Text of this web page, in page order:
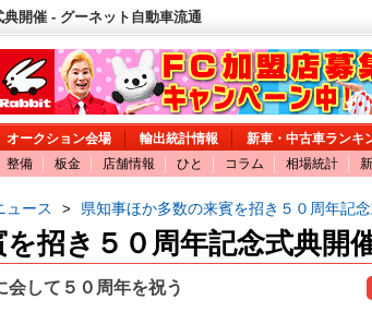
開催 - グーネット自動車流通
オークション会場 輸出統計情報 新車・中古車ランキ
整備
板金 店舗情報 ひと コラム 相場統計
ュース > 県知事ほか多数の来賓を招き５０周年記
招き５０周年記念式典開
して５０周年を祝う